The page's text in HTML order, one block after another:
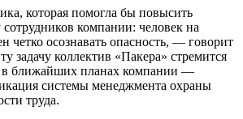
которая помогла бы повысить
компании: че­ловек на
четко осознавать опасность, — говорит
задачу коллектив «Пакера» стремится
в ближайших планах компании —
систе­мы менеджмента охраны
труда.